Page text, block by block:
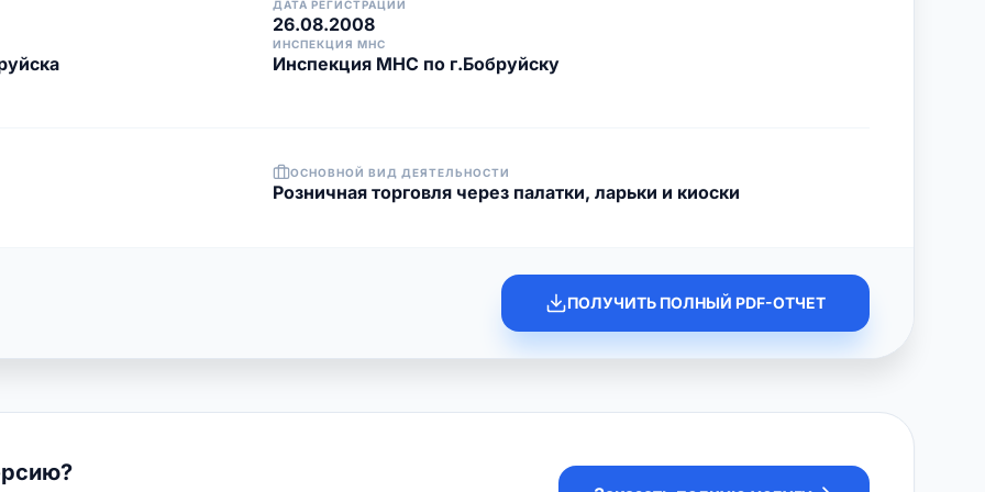
ДАТА РЕГИСТРАЦИИ
26.08.2008
ИНСПЕКЦИЯ МНС
Инспекция МНС по г.Бобруйску
ОСНОВНОЙ ВИД ДЕЯТЕЛЬНОСТИ
Розничная торговля через палатки, ларьки и киоски
ПОЛУЧИТЬ ПОЛНЫЙ PDF-ОТЧЕТ